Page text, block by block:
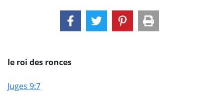
le roi des ronces
Juges 9:7